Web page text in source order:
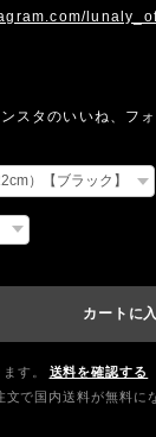
スタのいいね、フ
カートに
す。
送料を確認する
で国内送料が無料に